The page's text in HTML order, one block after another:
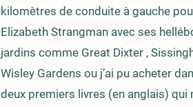
kilomètres de conduite à gauche
Elizabeth Strangman avec ses
jardins comme Great Dixter ,
Wisley Gardens ou j’ai pu acheter
deux premiers livres (en anglais) qui